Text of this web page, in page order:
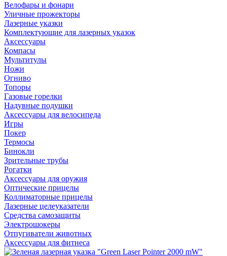
Велофары и фонари
Уличные прожекторы
Лазерные указки
Комплектующие для лазерных указок
Аксессуары
Компасы
Мультитулы
Ножи
Огниво
Топоры
Газовые горелки
Надувные подушки
Аксессуары для велосипеда
Игры
Покер
Термосы
Бинокли
Зрительные трубы
Рогатки
Аксессуары для оружия
Оптические прицелы
Коллиматорные прицелы
Лазерные целеуказатели
Средства самозащиты
Электрошокеры
Отпугиватели животных
Аксессуары для фитнеса